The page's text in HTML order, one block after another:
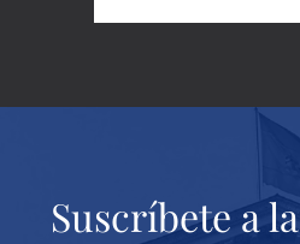
Suscríbete a